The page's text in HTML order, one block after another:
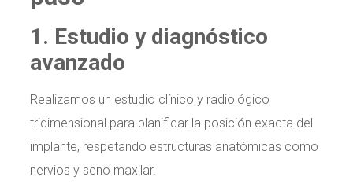
1. Estudio y diagnóstico
avanzado
Realizamos un estudio clínico y radiológico
tridimensional para planificar la posición exacta del
implante, respetando estructuras anatómicas como
nervios y seno maxilar.